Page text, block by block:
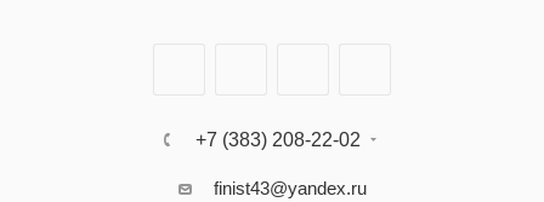
+7 (383) 208-22-02
finist43@yandex.ru